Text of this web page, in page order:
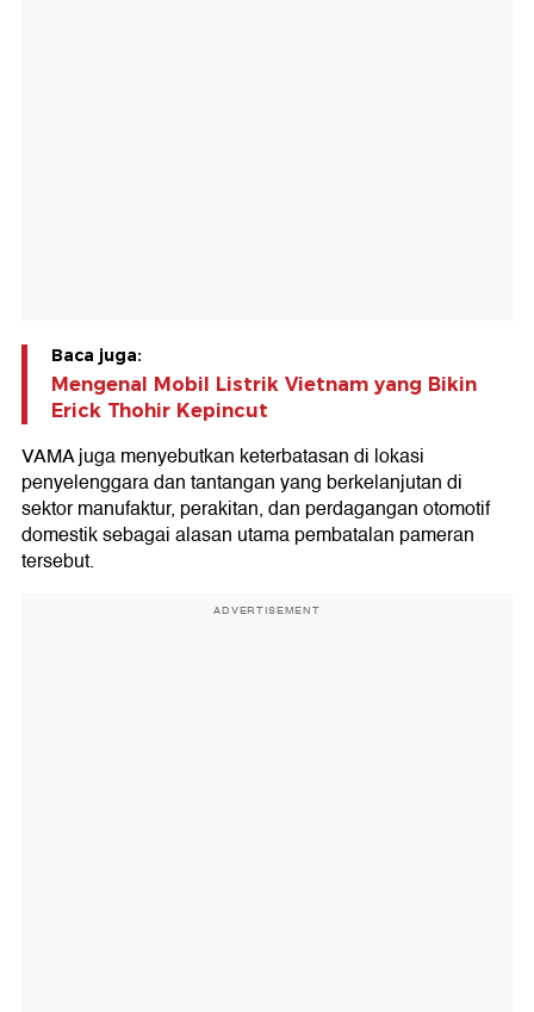
Baca juga:
Mengenal Mobil Listrik Vietnam yang Bikin
Erick Thohir Kepincut
VAMA juga menyebutkan keterbatasan di lokasi
penyelenggara dan tantangan yang berkelanjutan di
sektor manufaktur, perakitan, dan perdagangan otomotif
domestik sebagai alasan utama pembatalan pameran
tersebut.
ADVERTISEMENT